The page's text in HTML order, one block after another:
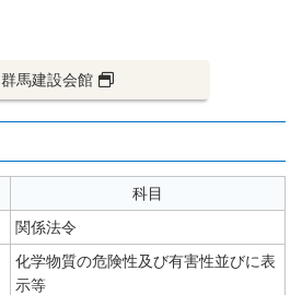
群馬建設会館
科目
関係法令
化学物質の危険性及び有害性並びに表
示等